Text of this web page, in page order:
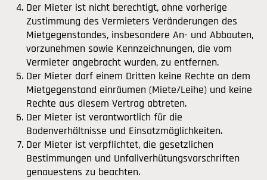
Der Mieter ist nicht berechtigt, ohne vorherige
Zustimmung des Vermieters Veränderungen des
Mietgegenstandes, insbesondere An- und Abbauten,
vorzunehmen sowie Kennzeichnungen, die vom
Vermieter angebracht wurden, zu entfernen.
Der Mieter darf einem Dritten keine Rechte an dem
Mietgegenstand einräumen (Miete/Leihe) und keine
Rechte aus diesem Vertrag abtreten.
Der Mieter ist verantwortlich für die
Bodenverhältnisse und Einsatzmöglichkeiten.
Der Mieter ist verpflichtet, die gesetzlichen
Bestimmungen und Unfallverhütungsvorschriften
genauestens zu beachten.